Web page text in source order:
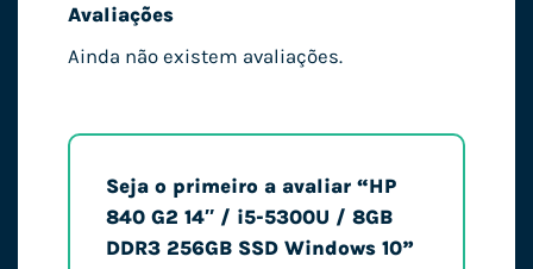
Avaliações
Ainda não existem avaliações.
Seja o primeiro a avaliar “HP
840 G2 14″ / i5-5300U / 8GB
DDR3 256GB SSD Windows 10”